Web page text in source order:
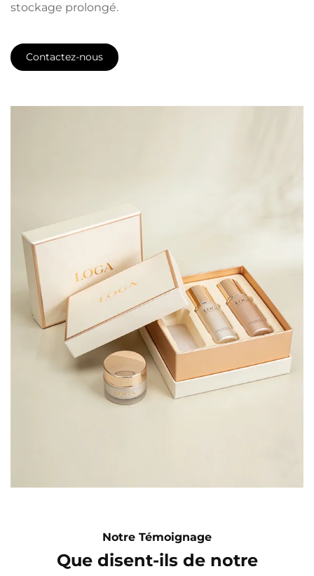
stockage prolongé.
Contactez-nous
Notre Témoignage
Que disent-ils de notre